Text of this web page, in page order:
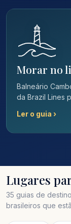
Morar no
Balneário
da Brazil Lines
Ler o guia ›
Lugares
35 guias de
brasileiros que